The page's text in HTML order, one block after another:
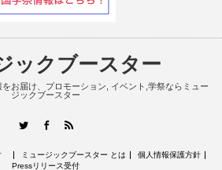
ックブースター
お届け、プロモーション, イベント,学祭ならミュー
ジックブースター
TwitterFacebook
ミュージックブースター とは
個人情報保護方針
Pressリリース受付